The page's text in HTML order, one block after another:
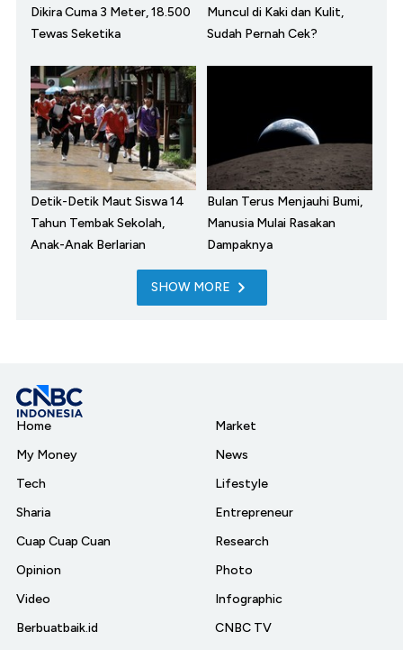
Dikira Cuma 3 Meter, 18.500
Tewas Seketika
Muncul di Kaki dan Kulit,
Sudah Pernah Cek?
Detik-Detik Maut Siswa 14
Tahun Tembak Sekolah,
Anak-Anak Berlarian
Bulan Terus Menjauhi Bumi,
Manusia Mulai Rasakan
Dampaknya
SHOW MORE
Home
My Money
Tech
Sharia
Cuap Cuap Cuan
Opinion
Video
Berbuatbaik.id
Market
News
Lifestyle
Entrepreneur
Research
Photo
Infographic
CNBC TV